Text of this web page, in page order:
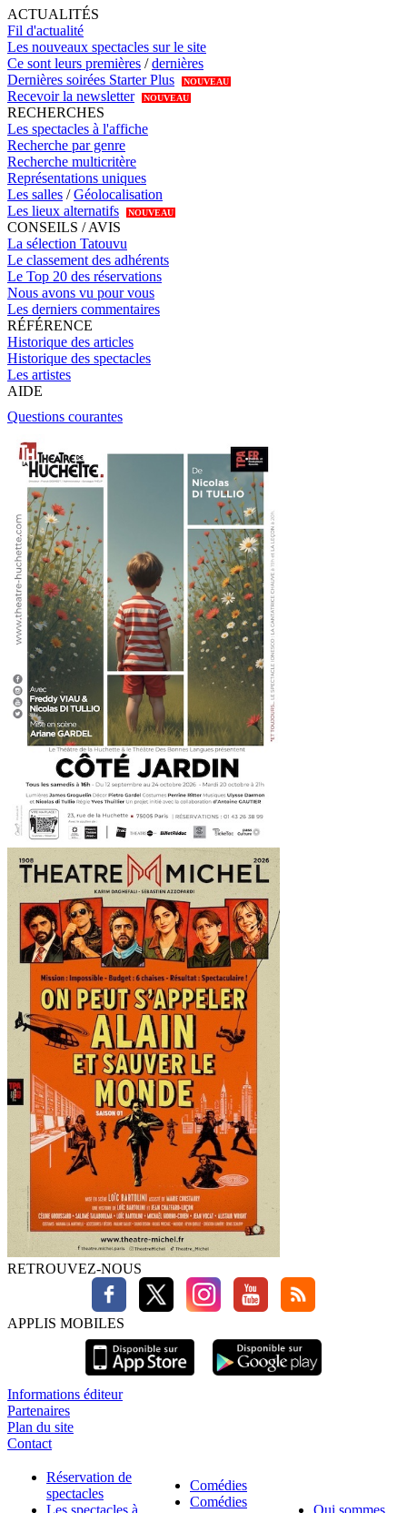
ACTUALITÉS
Fil d'actualité
Les nouveaux spectacles sur le site
Ce sont leurs premières /dernières
Dernières soirées Starter Plus
NOUVEAU
Recevoir la newsletter NOUVEAU
RECHERCHES
Les spectacles à l'affiche
Recherche par genre
Recherche multicritère
Représentations uniques
Les salles /Géolocalisation
Les lieux alternatifs
NOUVEAU
CONSEILS / AVIS
La sélection Tatouvu
Le classement des adhérents
Le Top 20 des réservations
Nous avons vu pour vous
Les derniers commentaires
RÉFÉRENCE
Historique des articles
Historique des spectacles
Les artistes
AIDE
Questions courantes
RETROUVEZ-NOUS
APPLIS MOBILES
Informations éditeur
Partenaires
Plan du site
Contact
Réservation de
spectacles
Comédies
Comédies